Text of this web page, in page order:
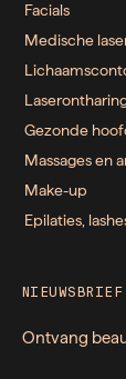
Facials
Medische
Gezonde
Massages en
Make-up
Epilaties,
NIEUWSBRIEF
Ontvang